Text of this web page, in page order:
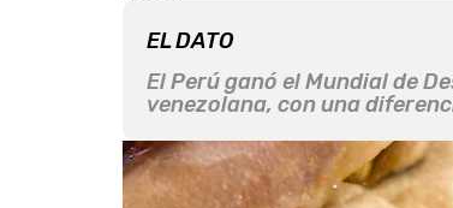
EL DATO
El Perú ganó el Mundial de
venezolana, con una